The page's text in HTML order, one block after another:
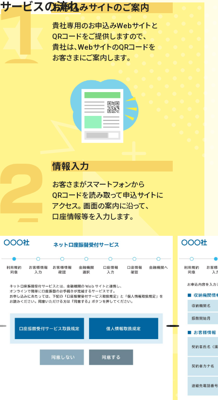
サービスの流れお申込みサイトのご案内
貴社専用のお申込みWebサイトと
QRコードをご提供しますので、
貴社は、WebサイトのQRコードを
お客さまにご案内します。
情報入力
お客さまがスマートフォンから
QRコードを読み取って申込サイトに
アクセス。画面の案内に沿って、
口座情報等を入力します。